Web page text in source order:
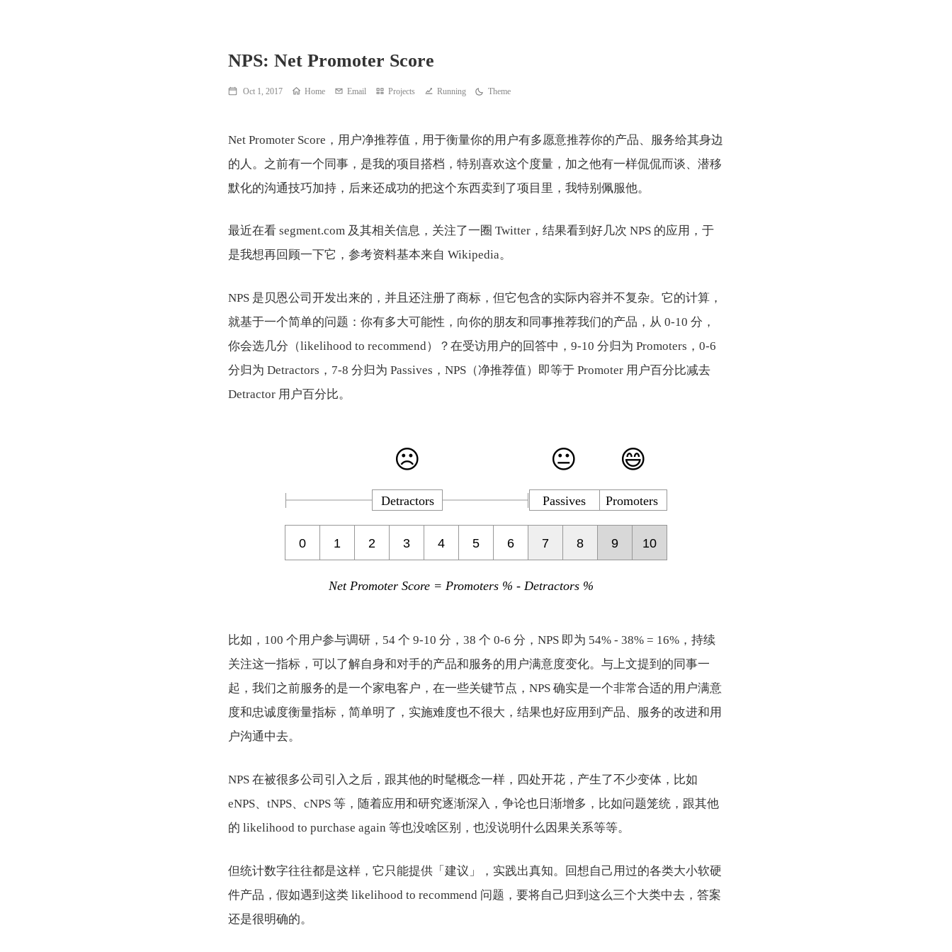
NPS: Net Promoter Score
Oct 1, 2017 Home Email Projects Running Theme
Net Promoter Score，用户净推荐值，用于衡量你的用户有多愿意推荐你的产品、服务给其身边
的人。之前有一个同事，是我的项目搭档，特别喜欢这个度量，加之他有一样侃侃而谈、潜移
默化的沟通技巧加持，后来还成功的把这个东西卖到了项目里，我特别佩服他。
最近在看 segment.com 及其相关信息，关注了一圈 Twitter，结果看到好几次 NPS 的应用，于
是我想再回顾一下它，参考资料基本来自 Wikipedia。
NPS 是贝恩公司开发出来的，并且还注册了商标，但它包含的实际内容并不复杂。它的计算，
就基于一个简单的问题：你有多大可能性，向你的朋友和同事推荐我们的产品，从 0-10 分，
你会选几分（likelihood to recommend）？在受访用户的回答中，9-10 分归为 Promoters，0-6
分归为 Detractors，7-8 分归为 Passives，NPS（净推荐值）即等于 Promoter 用户百分比减去
Detractor 用户百分比。
比如，100 个用户参与调研，54 个 9-10 分，38 个 0-6 分，NPS 即为 54% - 38% = 16%，持续
关注这一指标，可以了解自身和对手的产品和服务的用户满意度变化。与上文提到的同事一
起，我们之前服务的是一个家电客户，在一些关键节点，NPS 确实是一个非常合适的用户满意
度和忠诚度衡量指标，简单明了，实施难度也不很大，结果也好应用到产品、服务的改进和用
户沟通中去。
NPS 在被很多公司引入之后，跟其他的时髦概念一样，四处开花，产生了不少变体，比如
eNPS、tNPS、cNPS 等，随着应用和研究逐渐深入，争论也日渐增多，比如问题笼统，跟其他
的 likelihood to purchase again 等也没啥区别，也没说明什么因果关系等等。
但统计数字往往都是这样，它只能提供「建议」，实践出真知。回想自己用过的各类大小软硬
件产品，假如遇到这类 likelihood to recommend 问题，要将自己归到这么三个大类中去，答案
还是很明确的。